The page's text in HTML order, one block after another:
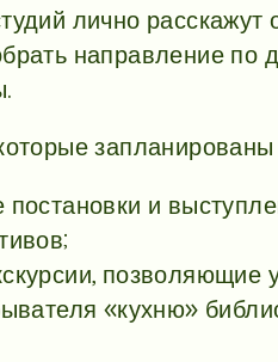
лично расскажут
направление по
постановки и
позволяющие
«кухню»